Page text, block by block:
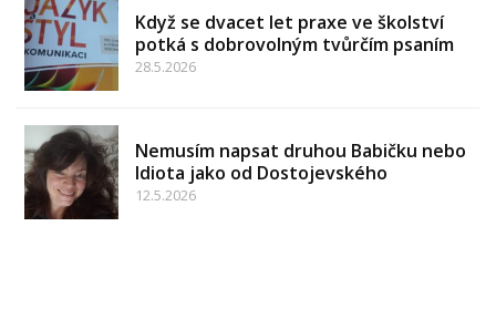
Když se dvacet let praxe ve školství
potká s dobrovolným tvůrčím psaním
28.5.2026
Nemusím napsat druhou Babičku nebo
Idiota jako od Dostojevského
12.5.2026